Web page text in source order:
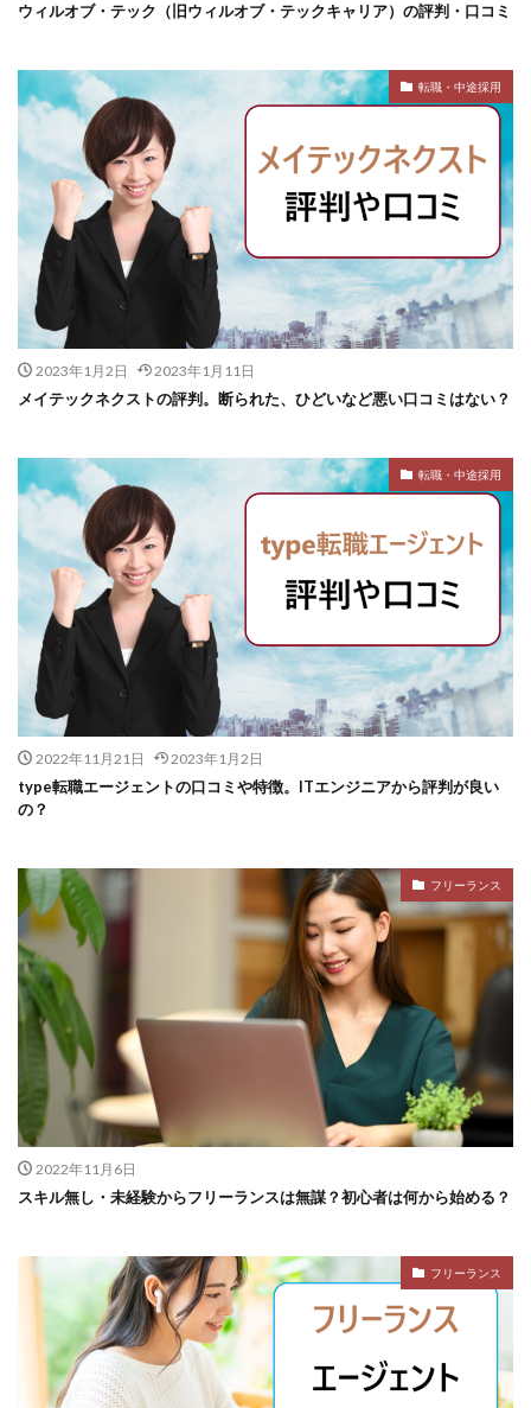
ウィルオブ・テック（旧ウィルオブ・テックキャリア）の評判・口コミ
転職・中途採用
2023年1月2日 2023年1月11日
メイテックネクストの評判。断られた、ひどいなど悪い口コミはない？
転職・中途採用
2022年11月21日 2023年1月2日
type転職エージェントの口コミや特徴。ITエンジニアから評判が良い
の？
フリーランス
2022年11月6日
スキル無し・未経験からフリーランスは無謀？初心者は何から始める？
フリーランス